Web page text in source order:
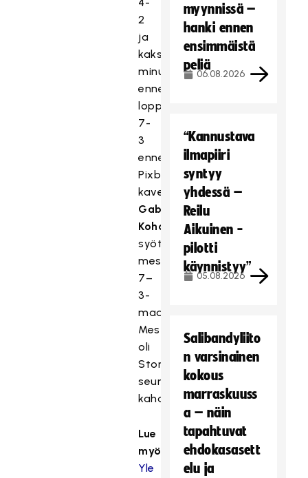
2
ja
kaksi
minuuttia
ennen
loppua
7-
3
ennen
Pixbon
kavennuksia.
Gabriel
Kohonen
syötti
mestarien
7–
3-
maalin.
Mestaruus
oli
Storvretalle
seurahistorian
kahdeksas.
Lue
myös:
Yle
myynnissä –
hanki ennen
ensimmäistä
peliä
06.08.2026
“Kannustava
ilmapiiri
syntyy
yhdessä –
Reilu
Aikuinen -
pilotti
käynnistyy”
05.08.2026
Salibandyliito
n varsinainen
kokous
marraskuuss
a – näin
tapahtuvat
ehdokasasett
elu ja